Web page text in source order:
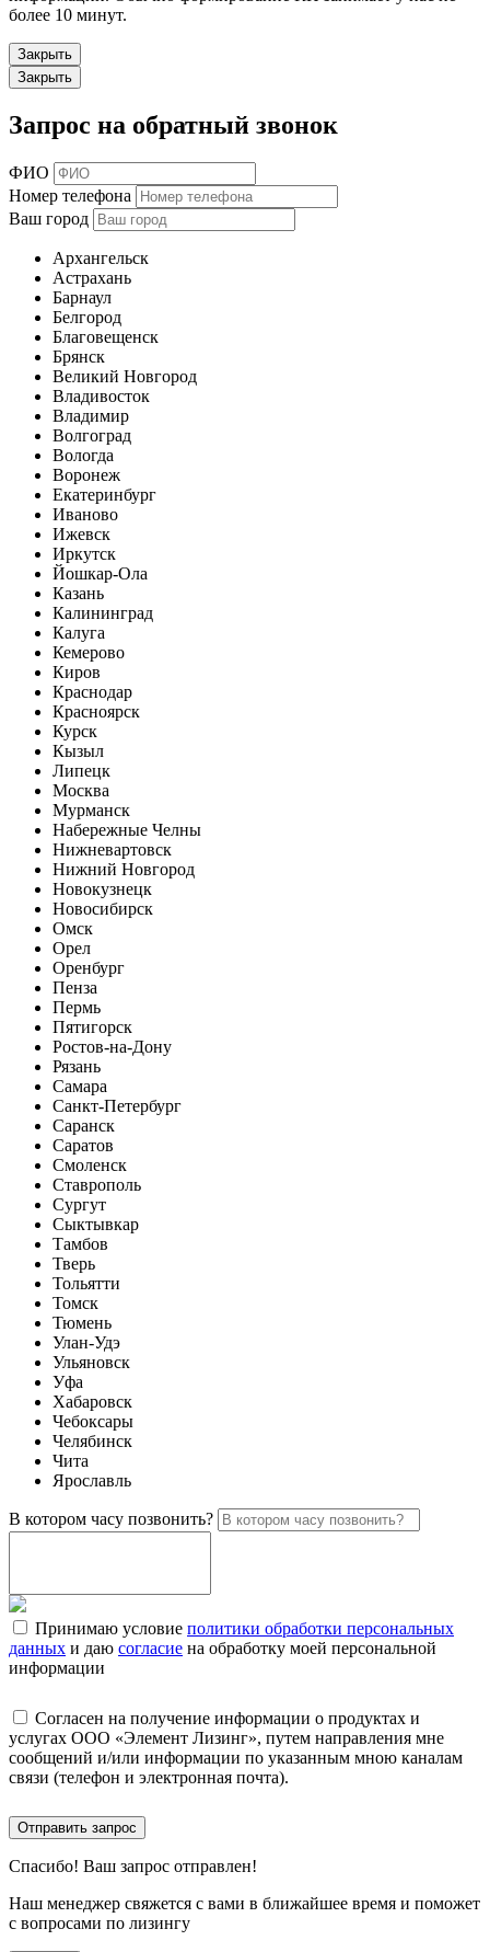
более 10 минут.
Закрыть
Закрыть
Запрос на обратный звонок
ФИО
Номер телефона
Ваш город
Архангельск
Астрахань
Барнаул
Белгород
Благовещенск
Брянск
Великий Новгород
Владивосток
Владимир
Волгоград
Вологда
Воронеж
Екатеринбург
Иваново
Ижевск
Иркутск
Йошкар-Ола
Казань
Калининград
Калуга
Кемерово
Киров
Краснодар
Красноярск
Курск
Кызыл
Липецк
Москва
Мурманск
Набережные Челны
Нижневартовск
Нижний Новгород
Новокузнецк
Новосибирск
Омск
Орел
Оренбург
Пенза
Пермь
Пятигорск
Ростов-на-Дону
Рязань
Самара
Санкт-Петербург
Саранск
Саратов
Смоленск
Ставрополь
Сургут
Сыктывкар
Тамбов
Тверь
Тольятти
Томск
Тюмень
Улан-Удэ
Ульяновск
Уфа
Хабаровск
Чебоксары
Челябинск
Чита
Ярославль
В котором часу позвонить?
Принимаю условие политики обработки персональных
данных и даю согласие на обработку моей персональной
информации
Согласен на получение информации о продуктах и
услугах ООО «Элемент Лизинг», путем направления мне
сообщений и/или информации по указанным мною каналам
связи (телефон и электронная почта).
Отправить запрос
Спасибо! Ваш запрос отправлен!
Наш менеджер свяжется с вами в ближайшее время и поможет
с вопросами по лизингу